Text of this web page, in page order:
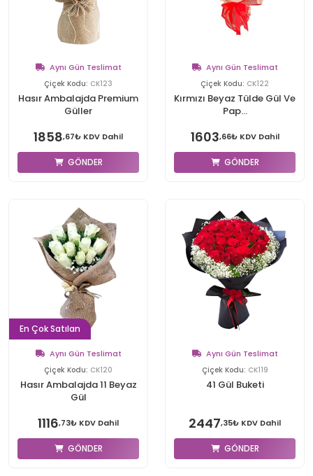
Aynı Gün Teslimat
Çiçek Kodu: CK123
Hasır Ambalajda Premium
Güller
1858,67₺ KDV Dahil
GÖNDER
Aynı Gün Teslimat
Çiçek Kodu: CK122
Kırmızı Beyaz Tülde Gül Ve
Pap...
1603,66₺ KDV Dahil
GÖNDER
En Çok Satılan
Aynı Gün Teslimat
Çiçek Kodu: CK120
Hasır Ambalajda 11 Beyaz
Gül
1116,73₺ KDV Dahil
GÖNDER
Aynı Gün Teslimat
Çiçek Kodu: CK119
41 Gül Buketi
2447,35₺ KDV Dahil
GÖNDER